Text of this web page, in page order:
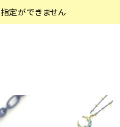
定ができません